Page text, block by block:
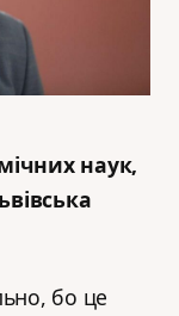
наук,
бо це